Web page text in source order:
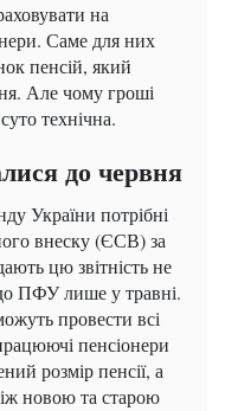
на
Саме для них
пенсій, який
Але чому гроші
технічна.
до червня
України потрібні
внеску (ЄСВ) за
цю звітність не
ПФУ лише у травні.
провести всі
пенсіонери
розмір пенсії, а
новою та старою